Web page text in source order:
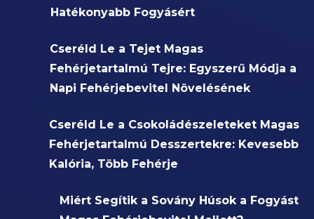
Hatékonyabb Fogyásért
Cseréld Le a Tejet Magas
Fehérjetartalmú Tejre: Egyszerű Módja a
Napi Fehérjebevitel Növelésének
Cseréld Le a Csokoládészeleteket Magas
Fehérjetartalmú Desszertekre: Kevesebb
Kalória, Több Fehérje
Miért Segítik a Sovány Húsok a Fogyást